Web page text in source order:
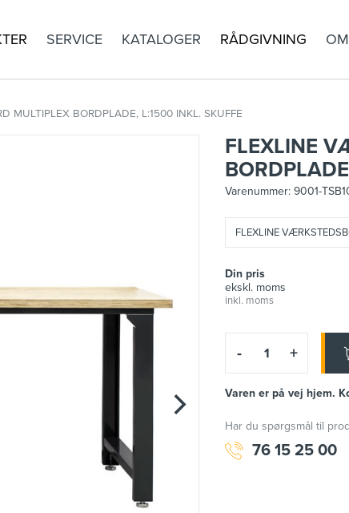
SERVICE KATALOGER RÅDGIVNING
MULTIPLEX BORDPLADE, L:1500 INKL. SKUFFE
FLEXLINE
Varenummer: 9001-
FLEXLINE
Din pris
ekskl. moms
inkl. moms
- +
Varen er på vej hjem.
Har du spørgsmål til
76 15 25 00